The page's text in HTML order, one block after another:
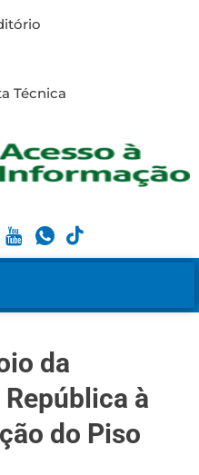
Técnica
da
à
do Piso